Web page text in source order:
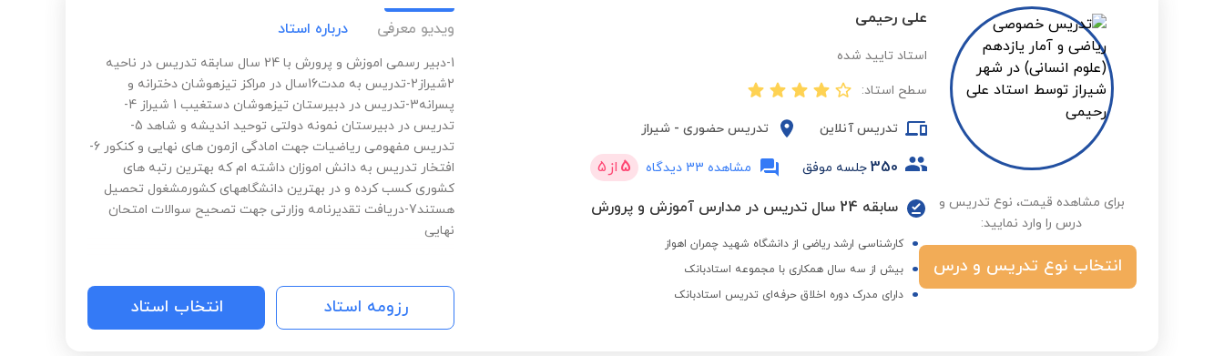
برای مشاهده قیمت، نوع تدریس و
درس را وارد نمایید:
انتخاب نوع تدریس و درس
علی رحیمی
استاد تایید شده
سطح استاد:
تدریس آنلاین تدریس حضوری - شیراز
350 جلسه موفق مشاهده 33 دیدگاه 5 از 5
سابقه 24 سال تدریس در مدارس آموزش و پرورش
کارشناسی ارشد ریاضی از دانشگاه شهید چمران اهواز
بیش از سه سال همکاری با مجموعه استادبانک
دارای مدرک دوره اخلاق حرفه‌ای تدریس استادبانک
ویدیو معرفی درباره استاد
1-دبیر رسمی اموزش و پرورش با 24 سال سابقه تدریس در ناحیه
2شیراز2-تدریس به مدت16سال در مراکز تیزهوشان دخترانه و
پسرانه3-تدریس در دبیرستان تیزهوشان دستغیب 1 شیراز 4-
تدریس در دبیرستان نمونه دولتی توحید اندیشه و شاهد 5-
تدریس مفهومی ریاضیات جهت امادگی ازمون های نهایی و کنکور 6-
افتخار تدریس به دانش اموزان داشته ام که بهترین رتبه های
کشوری کسب کرده و در بهترین دانشگاههای کشورمشغول تحصیل
هستند7-دریافت تقدیرنامه وزارتی جهت تصحیح سوالات امتحان
نهایی
رزومه استاد انتخاب استاد